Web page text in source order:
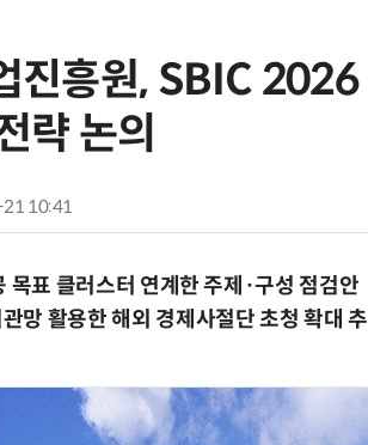
진흥원, SBIC
략 논의
10:41
목표 클러스터 연계한 주제·구성 점검안
망 활용한 해외 경제사절단 초청 확대